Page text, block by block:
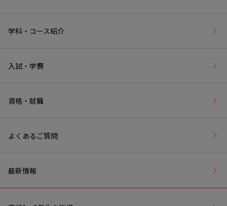
学科・コース紹介
入試・学費
資格・就職
よくあるご質問
最新情報